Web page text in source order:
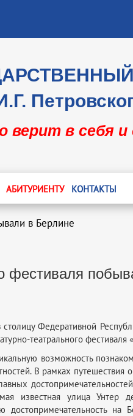
верит в себя
АБИТУРИЕНТУ КОНТАКТЫ
в Берлине
фестиваля
Федеративной
театрального
возможность
В рамках путешествия
известная улица Унтер
достопримечательность